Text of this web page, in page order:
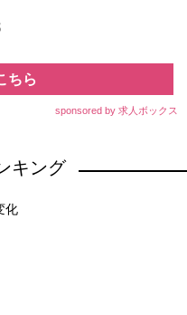
ちら
sponsored by 求人ボックス
キング
化